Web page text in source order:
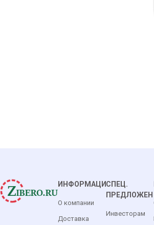
ИНФОРМАЦИЯ
О компании
Доставка
СПЕЦ.
Инвесторам